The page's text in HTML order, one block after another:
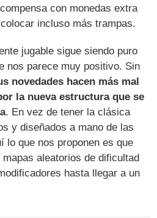
con monedas extra
incluso más trampas.
jugable sigue siendo puro
nos parece muy positivo. Sin
novedades hacen más mal
la nueva estructura que se
. En vez de tener la clásica
y diseñados a mano de las
lo que nos proponen es que
aleatorios de dificultad
hasta llegar a un